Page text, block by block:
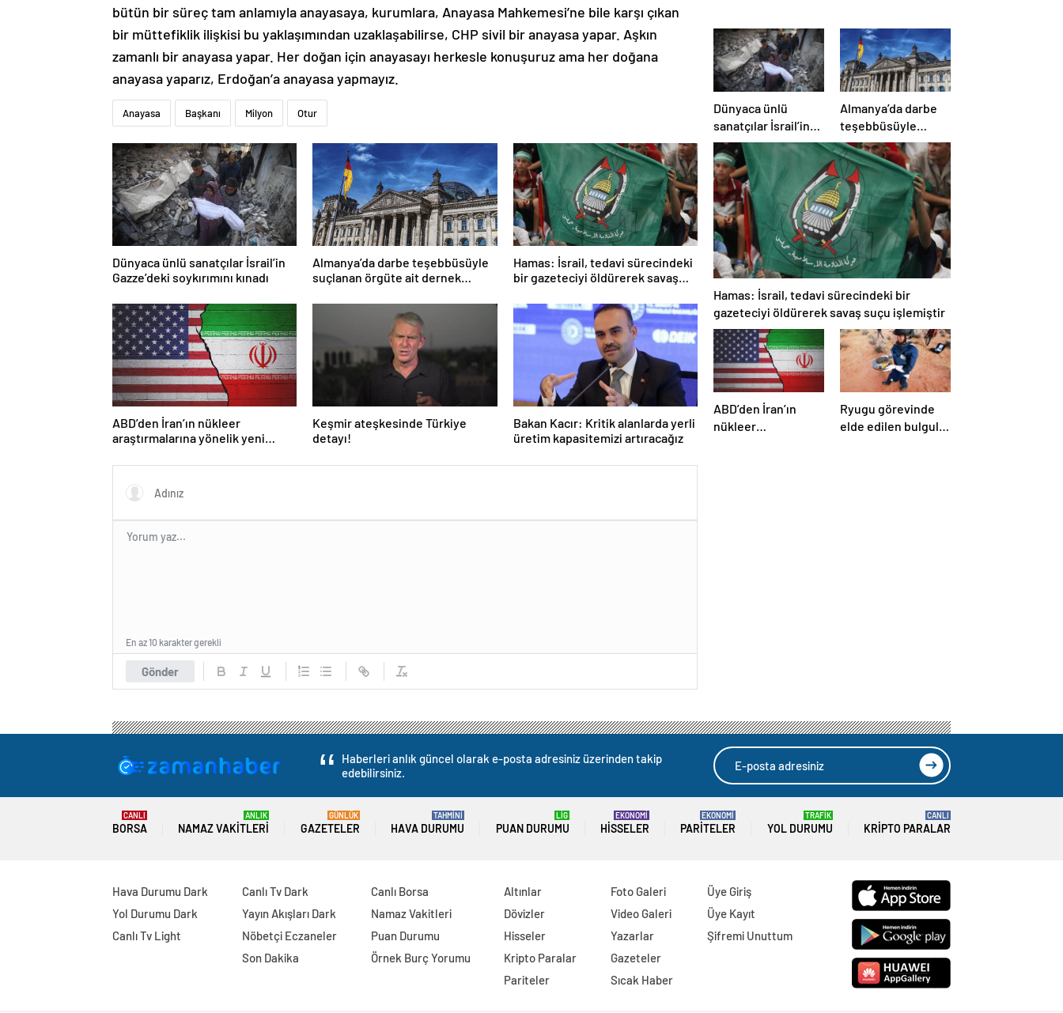
bütün bir süreç tam anlamıyla anayasaya, kurumlara, Anayasa Mahkemesi’ne bile karşı çıkan
bir müttefiklik ilişkisi bu yaklaşımından uzaklaşabilirse, CHP sivil bir anayasa yapar. Aşkın
zamanlı bir anayasa yapar. Her doğan için anayasayı herkesle konuşuruz ama her doğana
anayasa yaparız, Erdoğan’a anayasa yapmayız.
Anayasa Başkanı Milyon Otur
Dünyaca ünlü sanatçılar İsrail’in
Gazze’deki soykırımını kınadı
Almanya’da darbe teşebbüsüyle
suçlanan örgüte ait dernek
Hamas: İsrail, tedavi sürecindeki
bir gazeteciyi öldürerek savaş
ABD’den İran’ın nükleer
araştırmalarına yönelik yeni
Keşmir ateşkesinde Türkiye
detayı!
Bakan Kacır: Kritik alanlarda yerli
üretim kapasitemizi artıracağız
Gönder
En az 10 karakter gerekli
Dünyaca ünlü
sanatçılar İsrail’in
Gazze’deki
soykırımını kınadı
Almanya’da darbe
teşebbüsüyle
suçlanan örgüte ait
dernek yasaklandı
Hamas: İsrail, tedavi sürecindeki bir
gazeteciyi öldürerek savaş suçu işlemiştir
ABD’den İran’ın
nükleer
Ryugu görevinde
elde edilen bulgular
Haberleri anlık güncel olarak e-posta adresiniz üzerinden takip
edebilirsiniz.
BORSA
CANLI
NAMAZ VAKITLERI
ANLIK
GAZETELER
GÜNLÜK
HAVA DURUMU
TAHMİNİ
PUAN DURUMU
LİG
HISSELER
EKONOMİ
PARITELER
EKONOMİ
YOL DURUMU
TRAFİK
KRIPTO PARALAR
CANLI
Hava Durumu Dark
Yol Durumu Dark
Canlı Tv Light
Canlı Tv Dark
Yayın Akışları Dark
Nöbetçi Eczaneler
Son Dakika
Canlı Borsa
Namaz Vakitleri
Puan Durumu
Örnek Burç Yorumu
Altınlar
Dövizler
Hisseler
Kripto Paralar
Pariteler
Foto Galeri
Video Galeri
Yazarlar
Gazeteler
Sıcak Haber
Üye Giriş
Üye Kayıt
Şifremi Unuttum